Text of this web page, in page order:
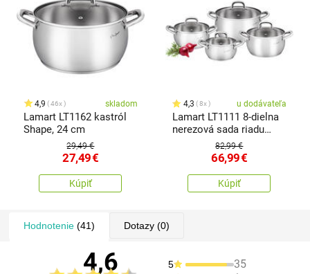
4,9 46x skladom
Lamart LT1162 kastról
Shape, 24 cm
29,49 €
27,49€
Kúpiť
4,3 8x u dodávateľa
Lamart LT1111 8-dielna
nerezová sada riadu
82,99 €
66,99€
Kúpiť
Hodnotenie(41) Dotazy(0)
4,6 5 35